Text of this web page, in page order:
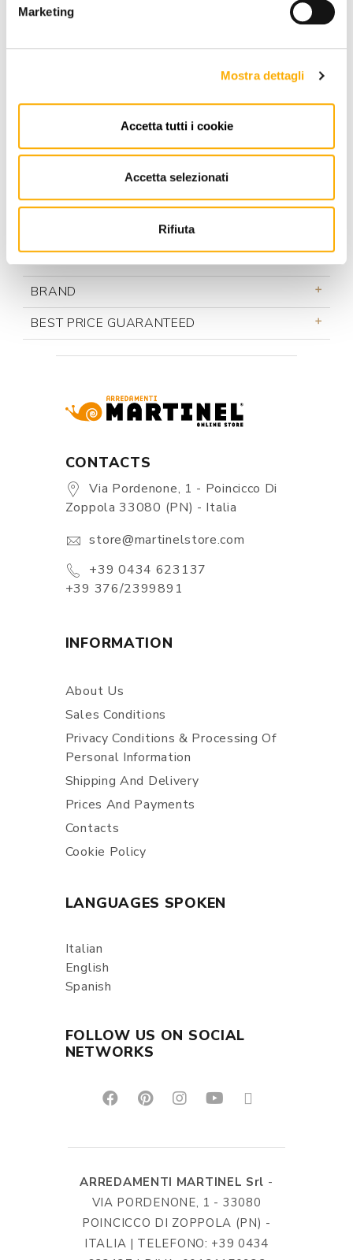
Marketing
Mostra dettagli
Accetta tutti i cookie
Accetta selezionati
Rifiuta
QUANTITY:
INFORMATION
BRAND
BEST PRICE GUARANTEED
CONTACTS
Via Pordenone, 1 - Poincicco Di
Zoppola 33080 (PN) - Italia
store@martinelstore.com
+39 0434 623137
+39 376/2399891
INFORMATION
About Us
Sales Conditions
Privacy Conditions & Processing Of
Personal Information
Shipping And Delivery
Prices And Payments
Contacts
Cookie Policy
LANGUAGES SPOKEN
Italian
English
Spanish
FOLLOW US ON SOCIAL
NETWORKS
ARREDAMENTI MARTINEL Srl -
VIA PORDENONE, 1 - 33080
POINCICCO DI ZOPPOLA (PN) -
ITALIA | TELEFONO: +39 0434